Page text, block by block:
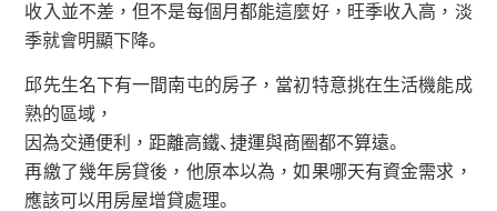
收入並不差，但不是每個月都能這麼好，旺季收入高，淡
季就會明顯下降。
邱先生名下有一間南屯的房子，當初特意挑在生活機能成
熟的區域，
因為交通便利，距離高鐵、捷運與商圈都不算遠。
再繳了幾年房貸後，他原本以為，如果哪天有資金需求，
應該可以用房屋增貸處理。